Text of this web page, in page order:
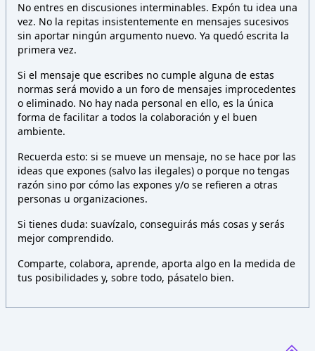
No entres en discusiones interminables. Expón tu idea una
vez. No la repitas insistentemente en mensajes sucesivos
sin aportar ningún argumento nuevo. Ya quedó escrita la
primera vez.
Si el mensaje que escribes no cumple alguna de estas
normas será movido a un foro de mensajes improcedentes
o eliminado. No hay nada personal en ello, es la única
forma de facilitar a todos la colaboración y el buen
ambiente.
Recuerda esto: si se mueve un mensaje, no se hace por las
ideas que expones (salvo las ilegales) o porque no tengas
razón sino por cómo las expones y/o se refieren a otras
personas u organizaciones.
Si tienes duda: suavízalo, conseguirás más cosas y serás
mejor comprendido.
Comparte, colabora, aprende, aporta algo en la medida de
tus posibilidades y, sobre todo, pásatelo bien.